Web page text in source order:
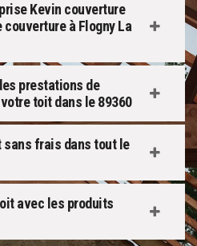
Kevin couverture
à Flogny La
prestations de
toit dans le 89360
sans frais dans tout le
avec les produits